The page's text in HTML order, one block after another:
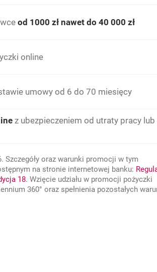
od 1000 zł nawet do 40 000 zł
online
umowy od 6 do 70 miesięcy
z ubezpieczeniem od utraty pracy lub
Szczegóły oraz warunki promocji w tym
na stronie internetowej banku:
18link otwiera się w nowym oknie
otwiera się w nowej karcie
. Wzięcie udziału w promocji pożyczki
360° oraz spełnienia pozostałych